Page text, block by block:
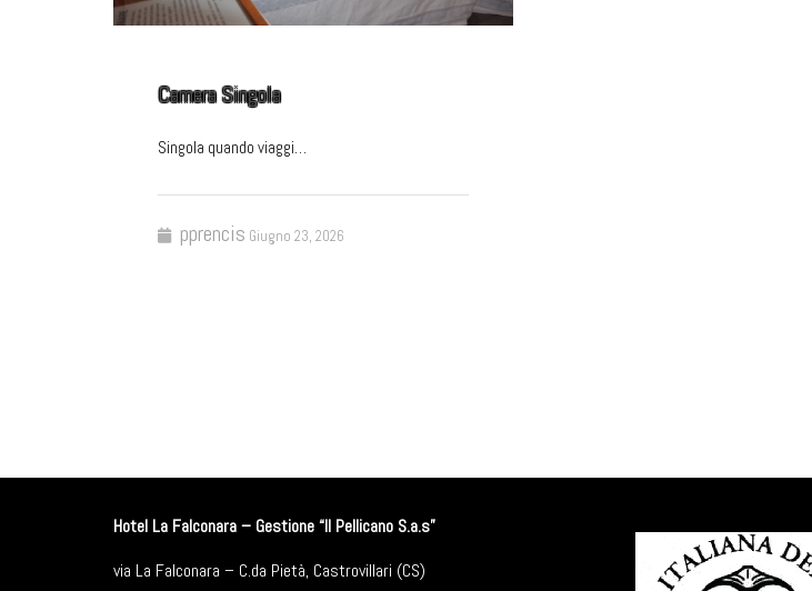
Camera Singola
Singola quando viaggi…
pprencis Giugno 23, 2026
Hotel La Falconara – Gestione “Il Pellicano S.a.s”
via La Falconara – C.da Pietà, Castrovillari (CS)